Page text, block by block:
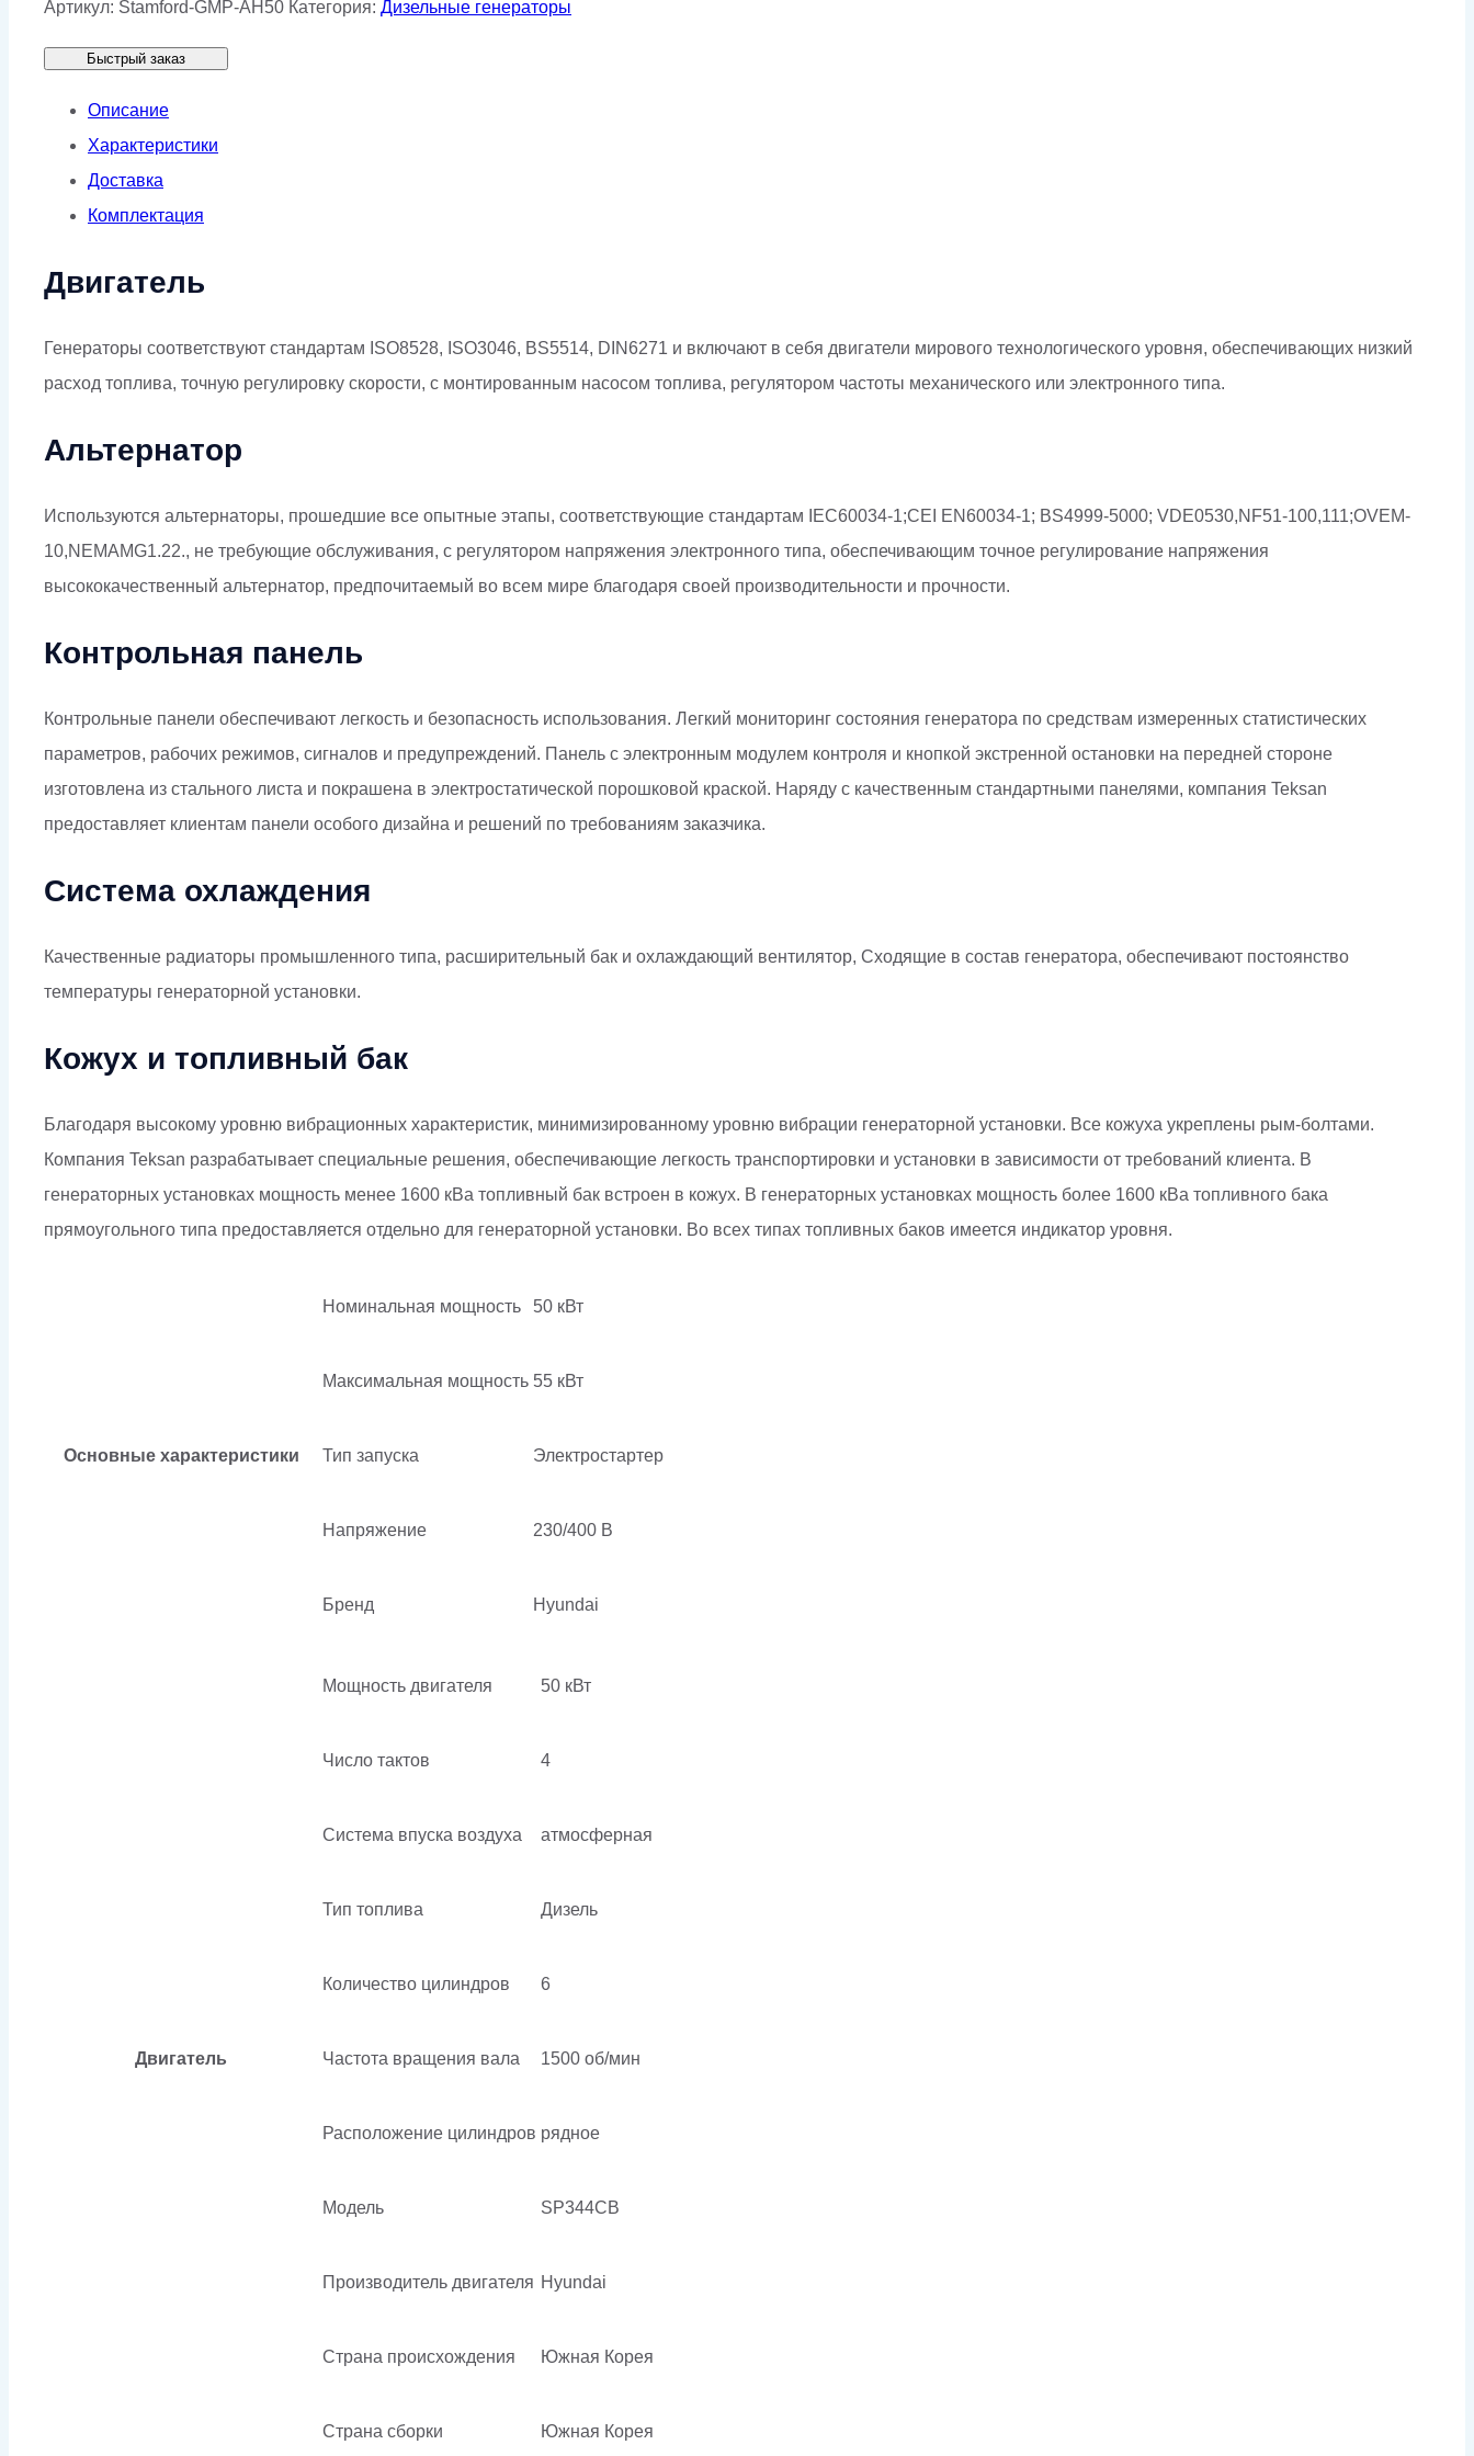
GMP
AH50
Артикул: Stamford-GMP-AH50 Категория: Дизельные генераторы
Быстрый заказ
Описание
Характеристики
Доставка
Комплектация
Двигатель
Генераторы соответствуют стандартам ISO8528, ISO3046, BS5514, DIN6271 и включают в себя двигатели мирового технологического уровня, обеспечивающих низкий
расход топлива, точную регулировку скорости, с монтированным насосом топлива, регулятором частоты механического или электронного типа.
Альтернатор
Используются альтернаторы, прошедшие все опытные этапы, соответствующие стандартам IEC60034-1;CEI EN60034-1; BS4999-5000; VDE0530,NF51-100,111;OVEM-
10,NEMAMG1.22., не требующие обслуживания, с регулятором напряжения электронного типа, обеспечивающим точное регулирование напряжения
высококачественный альтернатор, предпочитаемый во всем мире благодаря своей производительности и прочности.
Контрольная панель
Контрольные панели обеспечивают легкость и безопасность использования. Легкий мониторинг состояния генератора по средствам измеренных статистических
параметров, рабочих режимов, сигналов и предупреждений. Панель с электронным модулем контроля и кнопкой экстренной остановки на передней стороне
изготовлена из стального листа и покрашена в электростатической порошковой краской. Наряду с качественным стандартными панелями, компания Teksan
предоставляет клиентам панели особого дизайна и решений по требованиям заказчика.
Система охлаждения
Качественные радиаторы промышленного типа, расширительный бак и охлаждающий вентилятор, Сходящие в состав генератора, обеспечивают постоянство
температуры генераторной установки.
Кожух и топливный бак
Благодаря высокому уровню вибрационных характеристик, минимизированному уровню вибрации генераторной установки. Все кожуха укреплены рым-болтами.
Компания Teksan разрабатывает специальные решения, обеспечивающие легкость транспортировки и установки в зависимости от требований клиента. В
генераторных установках мощность менее 1600 кВа топливный бак встроен в кожух. В генераторных установках мощность более 1600 кВа топливного бака
прямоугольного типа предоставляется отдельно для генераторной установки. Во всех типах топливных баков имеется индикатор уровня.
Основные характеристики
Номинальная мощность 50 кВт
Максимальная мощность 55 кВт
Тип запуска Электростартер
Напряжение 230/400 В
Бренд Hyundai
Двигатель
Мощность двигателя 50 кВт
Число тактов 4
Система впуска воздуха атмосферная
Тип топлива Дизель
Количество цилиндров 6
Частота вращения вала 1500 об/мин
Расположение цилиндров рядное
Модель SP344CB
Производитель двигателя Hyundai
Страна происхождения Южная Корея
Страна сборки Южная Корея